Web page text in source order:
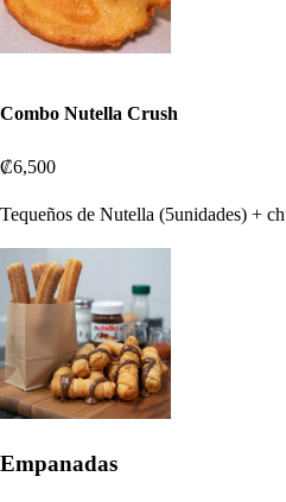
Combo Nutella Crush
₡6,500
Tequeños de Nutella (5unidades) +
Empanadas